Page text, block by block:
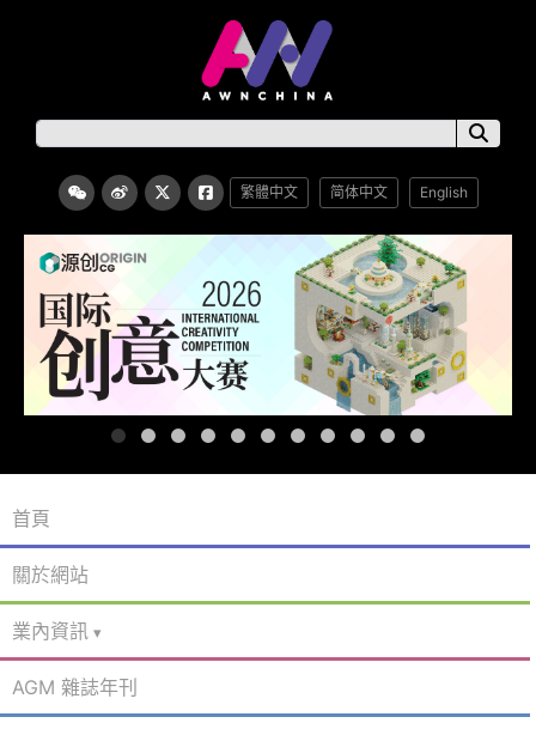
繁體中文 简体中文 English
首頁
關於網站
業內資訊
AGM 雜誌年刊